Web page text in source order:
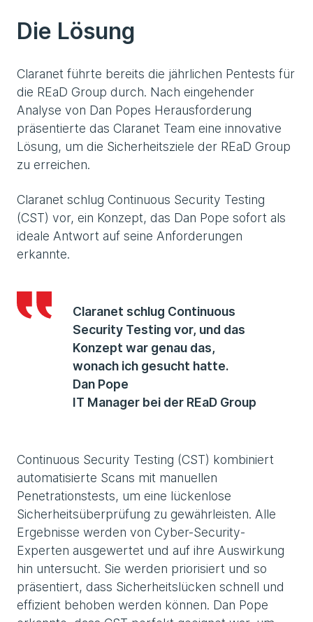
Die Lösung
Claranet führte bereits die jährlichen Pentests für
die REaD Group durch. Nach eingehender
Analyse von Dan Popes Herausforderung
präsentierte das Claranet Team eine innovative
Lösung, um die Sicherheitsziele der REaD Group
zu erreichen.
Claranet schlug Continuous Security Testing
(CST) vor, ein Konzept, das Dan Pope sofort als
ideale Antwort auf seine Anforderungen
erkannte.
Claranet schlug Continuous
Security Testing vor, und das
Konzept war genau das,
wonach ich gesucht hatte.
Dan Pope
IT Manager bei der REaD Group
Continuous Security Testing (CST) kombiniert
automatisierte Scans mit manuellen
Penetrationstests, um eine lückenlose
Sicherheitsüberprüfung zu gewährleisten. Alle
Ergebnisse werden von Cyber-Security-
Experten ausgewertet und auf ihre Auswirkung
hin untersucht. Sie werden priorisiert und so
präsentiert, dass Sicherheitslücken schnell und
effizient behoben werden können. Dan Pope